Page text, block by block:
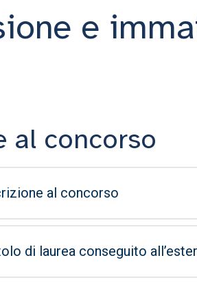
e
al concorso
al concorso
di laurea conseguito